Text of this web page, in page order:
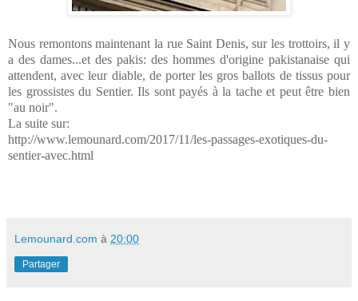
Nous remontons maintenant la rue Saint Denis, sur les trottoirs, il y
a des dames...et des pakis: des hommes d'origine pakistanaise qui
attendent, avec leur diable, de porter les gros ballots de tissus pour
les grossistes du Sentier. Ils sont payés à la tache et peut être bien
"au noir".
La suite sur:
http://www.lemounard.com/2017/11/les-passages-exotiques-du-
sentier-avec.html
Lemounard.com à 20:00
Partager